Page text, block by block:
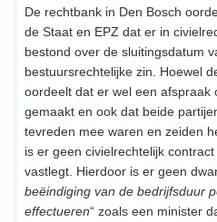
De rechtbank in Den Bosch
de Staat en EPZ dat er in
bestond over de sluitingsdatum
bestuursrechtelijke zin. Hoewel
oordeelt dat er wel een afspraak
gemaakt en ook dat beide
tevreden mee waren en zeiden
is er geen civielrechtelijk
vastlegt. Hierdoor is er geen
beëindiging van de bedrijfsduur
effectueren“ zoals een minister